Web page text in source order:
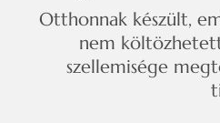
Otthonnak készült,
nem
szellemisége